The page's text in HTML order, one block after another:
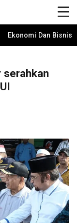
Ekonomi Dan Bisnis
serahkan